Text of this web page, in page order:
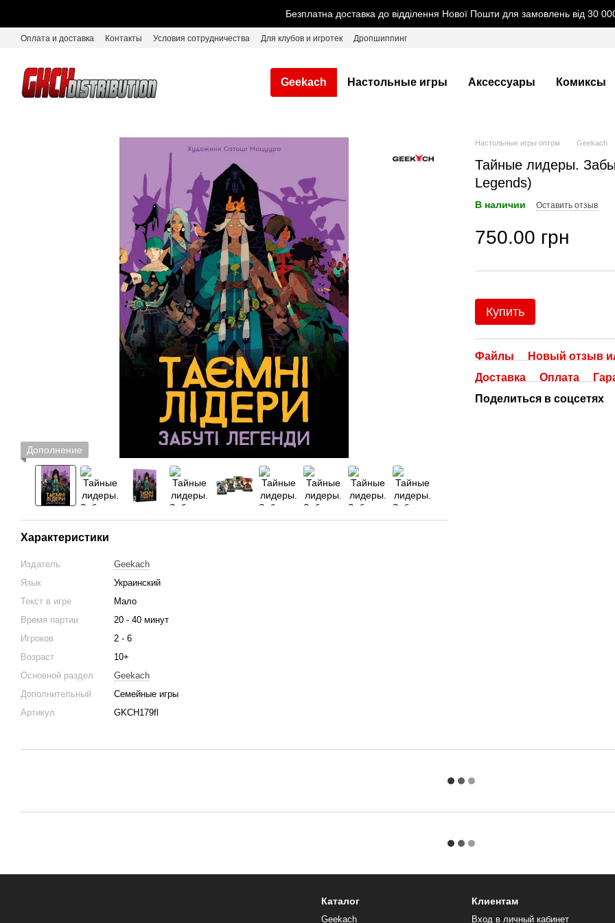
Безплатна доставка до відділення Нової Пошти для замовлень від 30
Оплата и доставка Контакты Условия сотрудничества Для клубов и игротек Дропшиппинг
Geekach Настольные игры Аксессуары Комиксы
Дополнение
Характеристики
Издатель
Geekach
Язык
Украинский
Текст в игре
Мало
Время партии
20 - 40 минут
Игроков
2 - 6
Возраст
10+
Основной раздел
Geekach
Дополнительный
Семейные игры
Артикул
GKCH179fl
Настольные игры оптом Geekach
Тайные лидеры.
Legends)
В наличии Оставить отзыв
750.00 грн
Купить
Файлы
Новый отзыв
Доставка
Оплата
Поделиться в соцсетях
Каталог
Geekach
Клиентам
Вход в личный кабинет